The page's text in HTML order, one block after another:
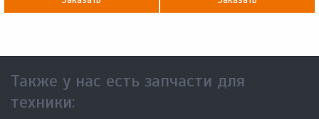
Также у нас есть запчасти для
техники: